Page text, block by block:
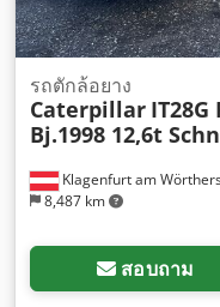
Klagenfurt am
8,487 km
รถตักล้อยาง
Caterpillar
Bj.1998 12,6t
สอบถาม